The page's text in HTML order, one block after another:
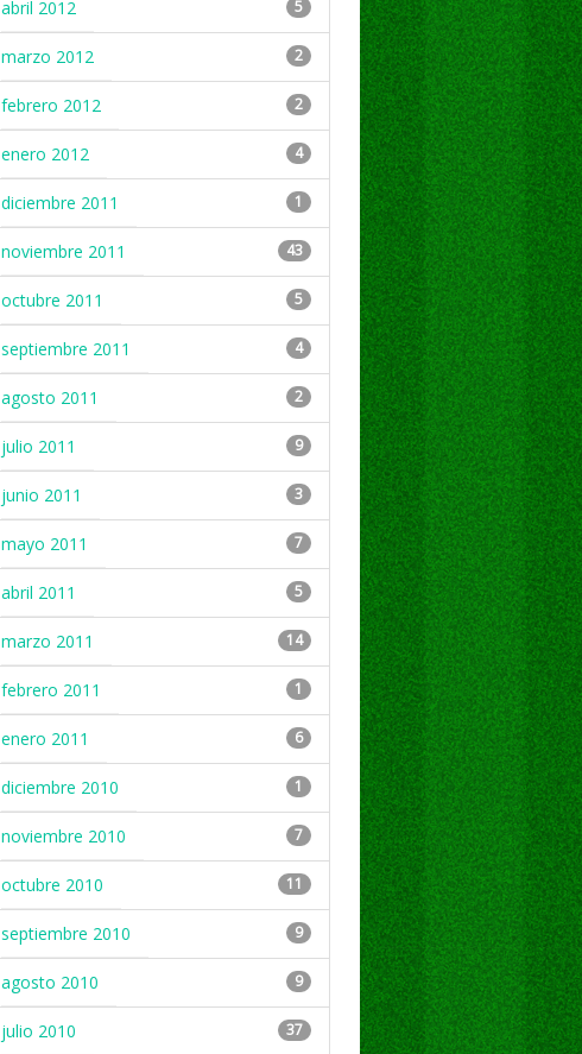
abril 2012 5
marzo 2012 2
febrero 2012 2
enero 2012 4
diciembre 2011 1
noviembre 2011 43
octubre 2011 5
septiembre 2011 4
agosto 2011 2
julio 2011 9
junio 2011 3
mayo 2011 7
abril 2011 5
marzo 2011 14
febrero 2011 1
enero 2011 6
diciembre 2010 1
noviembre 2010 7
octubre 2010 11
septiembre 2010 9
agosto 2010 9
julio 2010 37